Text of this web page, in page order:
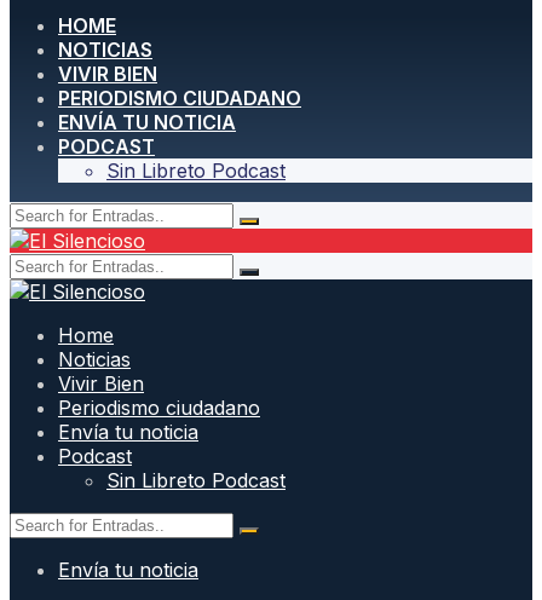
HOME
NOTICIAS
VIVIR BIEN
PERIODISMO CIUDADANO
ENVÍA TU NOTICIA
PODCAST
Sin Libreto Podcast
Home
Noticias
Vivir Bien
Periodismo ciudadano
Envía tu noticia
Podcast
Sin Libreto Podcast
Envía tu noticia